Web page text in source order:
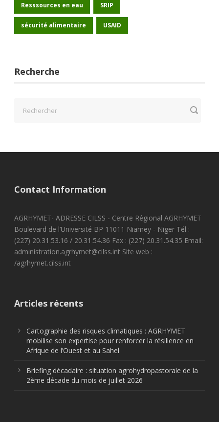
Resssources en eau SRIP
sécurité alimentaire USAID
Recherche
Contact Information
AGRHYMET- ADRESSE CILSS - Centre Régional AGRHYMET
Boulevard de l’Université BP 11011 Niamey - Niger Tél :
(227) 20.31.53.16 / 20.31.54.36 Fax : (227) 20.31.54.35 Email:
administration.agrhymet@cilss.int Site web :
/agrhymet.cilss.int
Articles récents
Cartographie des risques climatiques : AGRHYMET
mobilise son expertise pour renforcer la résilience en
Afrique de l’Ouest et au Sahel
Briefing décadaire : situation agrohydropastorale de la
2ème décade du mois de juillet 2026